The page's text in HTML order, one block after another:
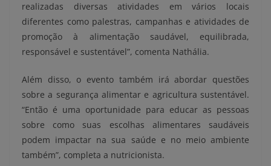
realizadas diversas atividades em vários locais
diferentes como palestras, campanhas e atividades de
promoção à alimentação saudável, equilibrada,
responsável e sustentável”, comenta Nathália.
Além disso, o evento também irá abordar questões
sobre a segurança alimentar e agricultura sustentável.
“Então é uma oportunidade para educar as pessoas
sobre como suas escolhas alimentares saudáveis
podem impactar na sua saúde e no meio ambiente
também”, completa a nutricionista.